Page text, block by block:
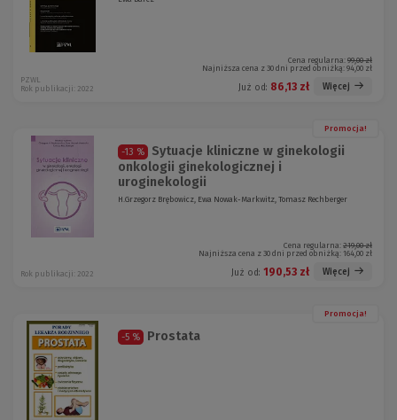
Cena regularna: 99,00 zł
Najniższa cena z 30 dni przed obniżką: 94,00 zł
Już od: 86,13 zł Więcej
PZWL
Rok publikacji: 2022
Promocja!
-13 %
Sytuacje kliniczne w ginekologii
onkologii ginekologicznej i
uroginekologii
H.Grzegorz Brębowicz, Ewa Nowak-Markwitz, Tomasz Rechberger
Cena regularna: 219,00 zł
Najniższa cena z 30 dni przed obniżką: 164,00 zł
Już od: 190,53 zł Więcej
Rok publikacji: 2022
Promocja!
-5 % Prostata